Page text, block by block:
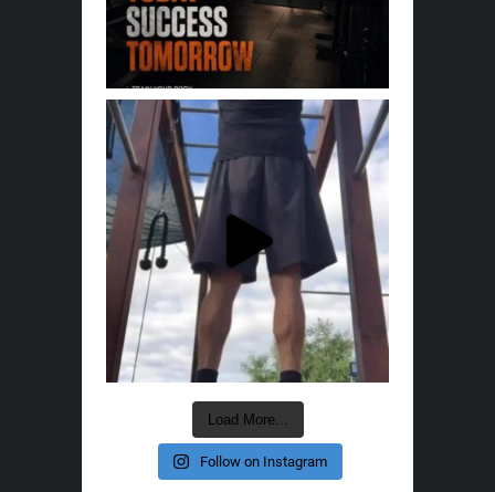
Load More...
Follow on Instagram